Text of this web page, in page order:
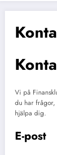
Vi på
du har frågor,
hjälpa dig.
E-post